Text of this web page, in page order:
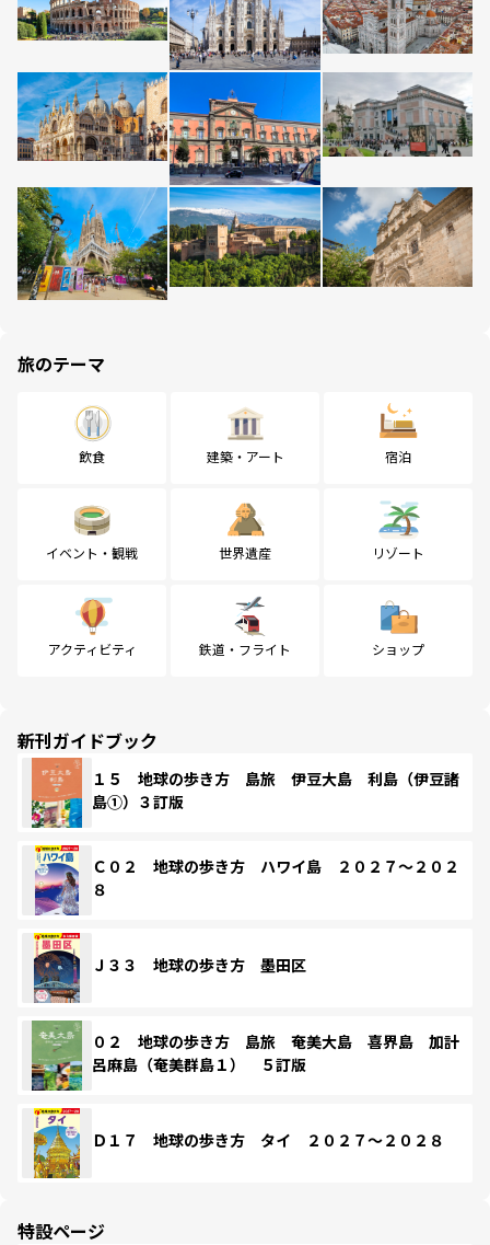
旅のテーマ
飲食 建築・アート 宿泊
イベント・観戦 世界遺産 リゾート
アクティビティ 鉄道・フライト ショップ
新刊ガイドブック
１５ 地球の歩き方 島旅 伊豆大島 利島（伊豆諸
島①）３訂版
Ｃ０２ 地球の歩き方 ハワイ島 ２０２７～２０２
８
Ｊ３３ 地球の歩き方 墨田区
０２ 地球の歩き方 島旅 奄美大島 喜界島 加計
呂麻島（奄美群島１） ５訂版
Ｄ１７ 地球の歩き方 タイ ２０２７～２０２８
特設ページ